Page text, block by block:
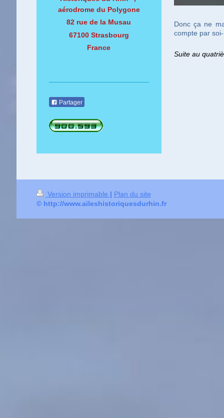
Donc ça ne
compte par
Suite au
aérodrome du Polygone
82 rue de la Musau
67100 Strasbourg
France
Partager
Version imprimable | Plan du site
© http://www.aileshistoriquesdurhin.fr